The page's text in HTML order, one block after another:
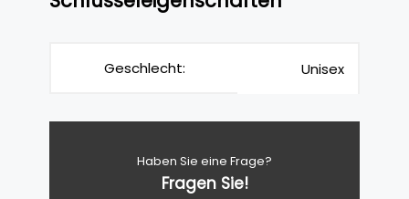
Geschlecht: Unisex
Haben Sie eine Frage?
Fragen Sie!